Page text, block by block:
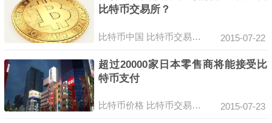
比特币交易所？
比特币中国 比特币交易平台 数字货币 区块
2015-07-22
超过20000家日本零售商将能接受比
特币支付
比特币价格 比特币交易所 交易所 比特币支
2015-07-23